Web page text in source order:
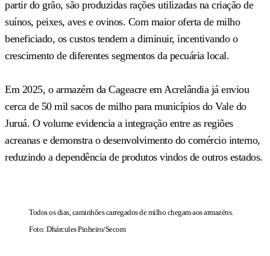
partir do grão, são produzidas rações utilizadas na criação de
suínos, peixes, aves e ovinos. Com maior oferta de milho
beneficiado, os custos tendem a diminuir, incentivando o
crescimento de diferentes segmentos da pecuária local.
Em 2025, o armazém da Cageacre em Acrelândia já enviou
cerca de 50 mil sacos de milho para municípios do Vale do
Juruá. O volume evidencia a integração entre as regiões
acreanas e demonstra o desenvolvimento do comércio interno,
reduzindo a dependência de produtos vindos de outros estados.
Todos os dias, caminhões carregados de milho chegam aos armazéns.
Foto: Dhárcules Pinheiro/Secom